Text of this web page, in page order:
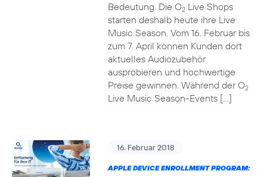
Bedeutung. Die O2Live Shops
starten deshalb heute ihre Live
Music Season. Vom 16. Februar bis
zum 7. April können Kunden dort
aktuelles Audiozubehör
ausprobieren und hochwertige
Preise gewinnen. Während der O2
Live Music Season-Events […]
16. Februar 2018
APPLE DEVICE ENROLLMENT PROGRAM: